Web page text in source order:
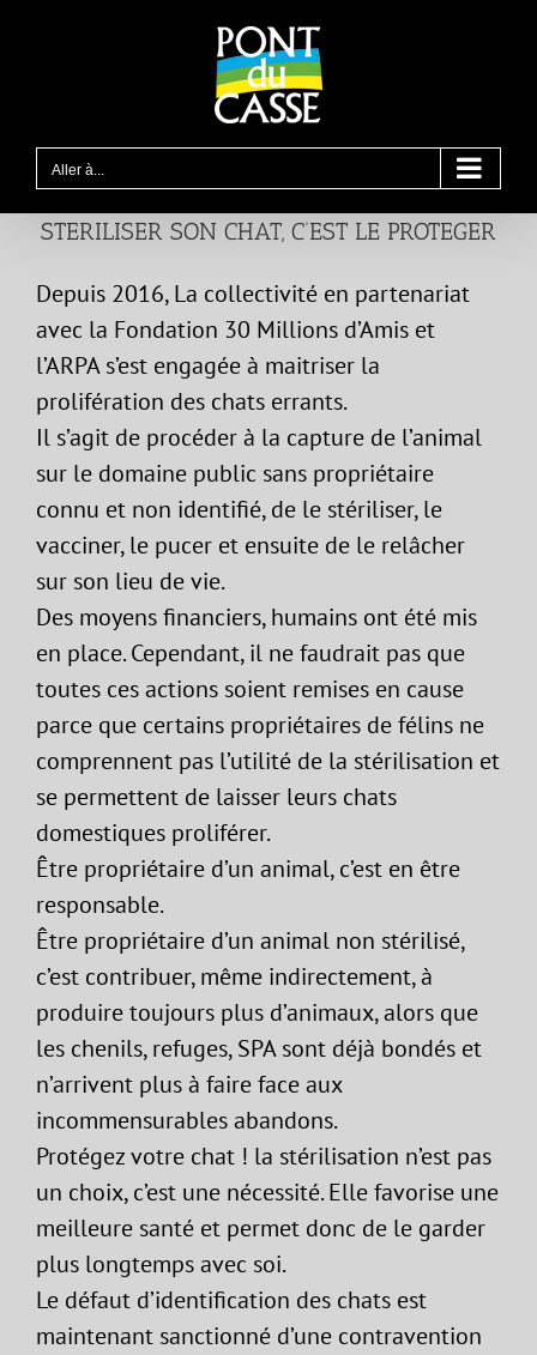
Aller à...
STERILISER SON CHAT, C’EST LE PROTEGER
Depuis 2016, La collectivité en partenariat
avec la Fondation 30 Millions d’Amis et
l’ARPA s’est engagée à maitriser la
prolifération des chats errants.
Il s’agit de procéder à la capture de l’animal
sur le domaine public sans propriétaire
connu et non identifié, de le stériliser, le
vacciner, le pucer et ensuite de le relâcher
sur son lieu de vie.
Des moyens financiers, humains ont été mis
en place. Cependant, il ne faudrait pas que
toutes ces actions soient remises en cause
parce que certains propriétaires de félins ne
comprennent pas l’utilité de la stérilisation et
se permettent de laisser leurs chats
domestiques proliférer.
Être propriétaire d’un animal, c’est en être
responsable.
Être propriétaire d’un animal non stérilisé,
c’est contribuer, même indirectement, à
produire toujours plus d’animaux, alors que
les chenils, refuges, SPA sont déjà bondés et
n’arrivent plus à faire face aux
incommensurables abandons.
Protégez votre chat ! la stérilisation n’est pas
un choix, c’est une nécessité. Elle favorise une
meilleure santé et permet donc de le garder
plus longtemps avec soi.
Le défaut d’identification des chats est
maintenant sanctionné d’une contravention